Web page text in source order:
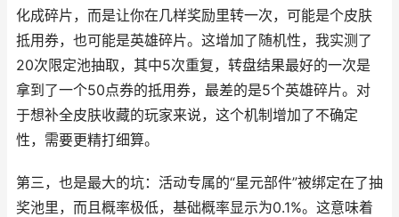
化成碎片，而是让你在几样奖励里转一次，可能是个皮肤
抵用券，也可能是英雄碎片。这增加了随机性，我实测了
20次限定池抽取，其中5次重复，转盘结果最好的一次是
拿到了一个50点券的抵用券，最差的是5个英雄碎片。对
于想补全皮肤收藏的玩家来说，这个机制增加了不确定
性，需要更精打细算。
第三，也是最大的坑：活动专属的“星元部件”被绑定在了抽
奖池里，而且概率极低，基础概率显示为0.1%。这意味着